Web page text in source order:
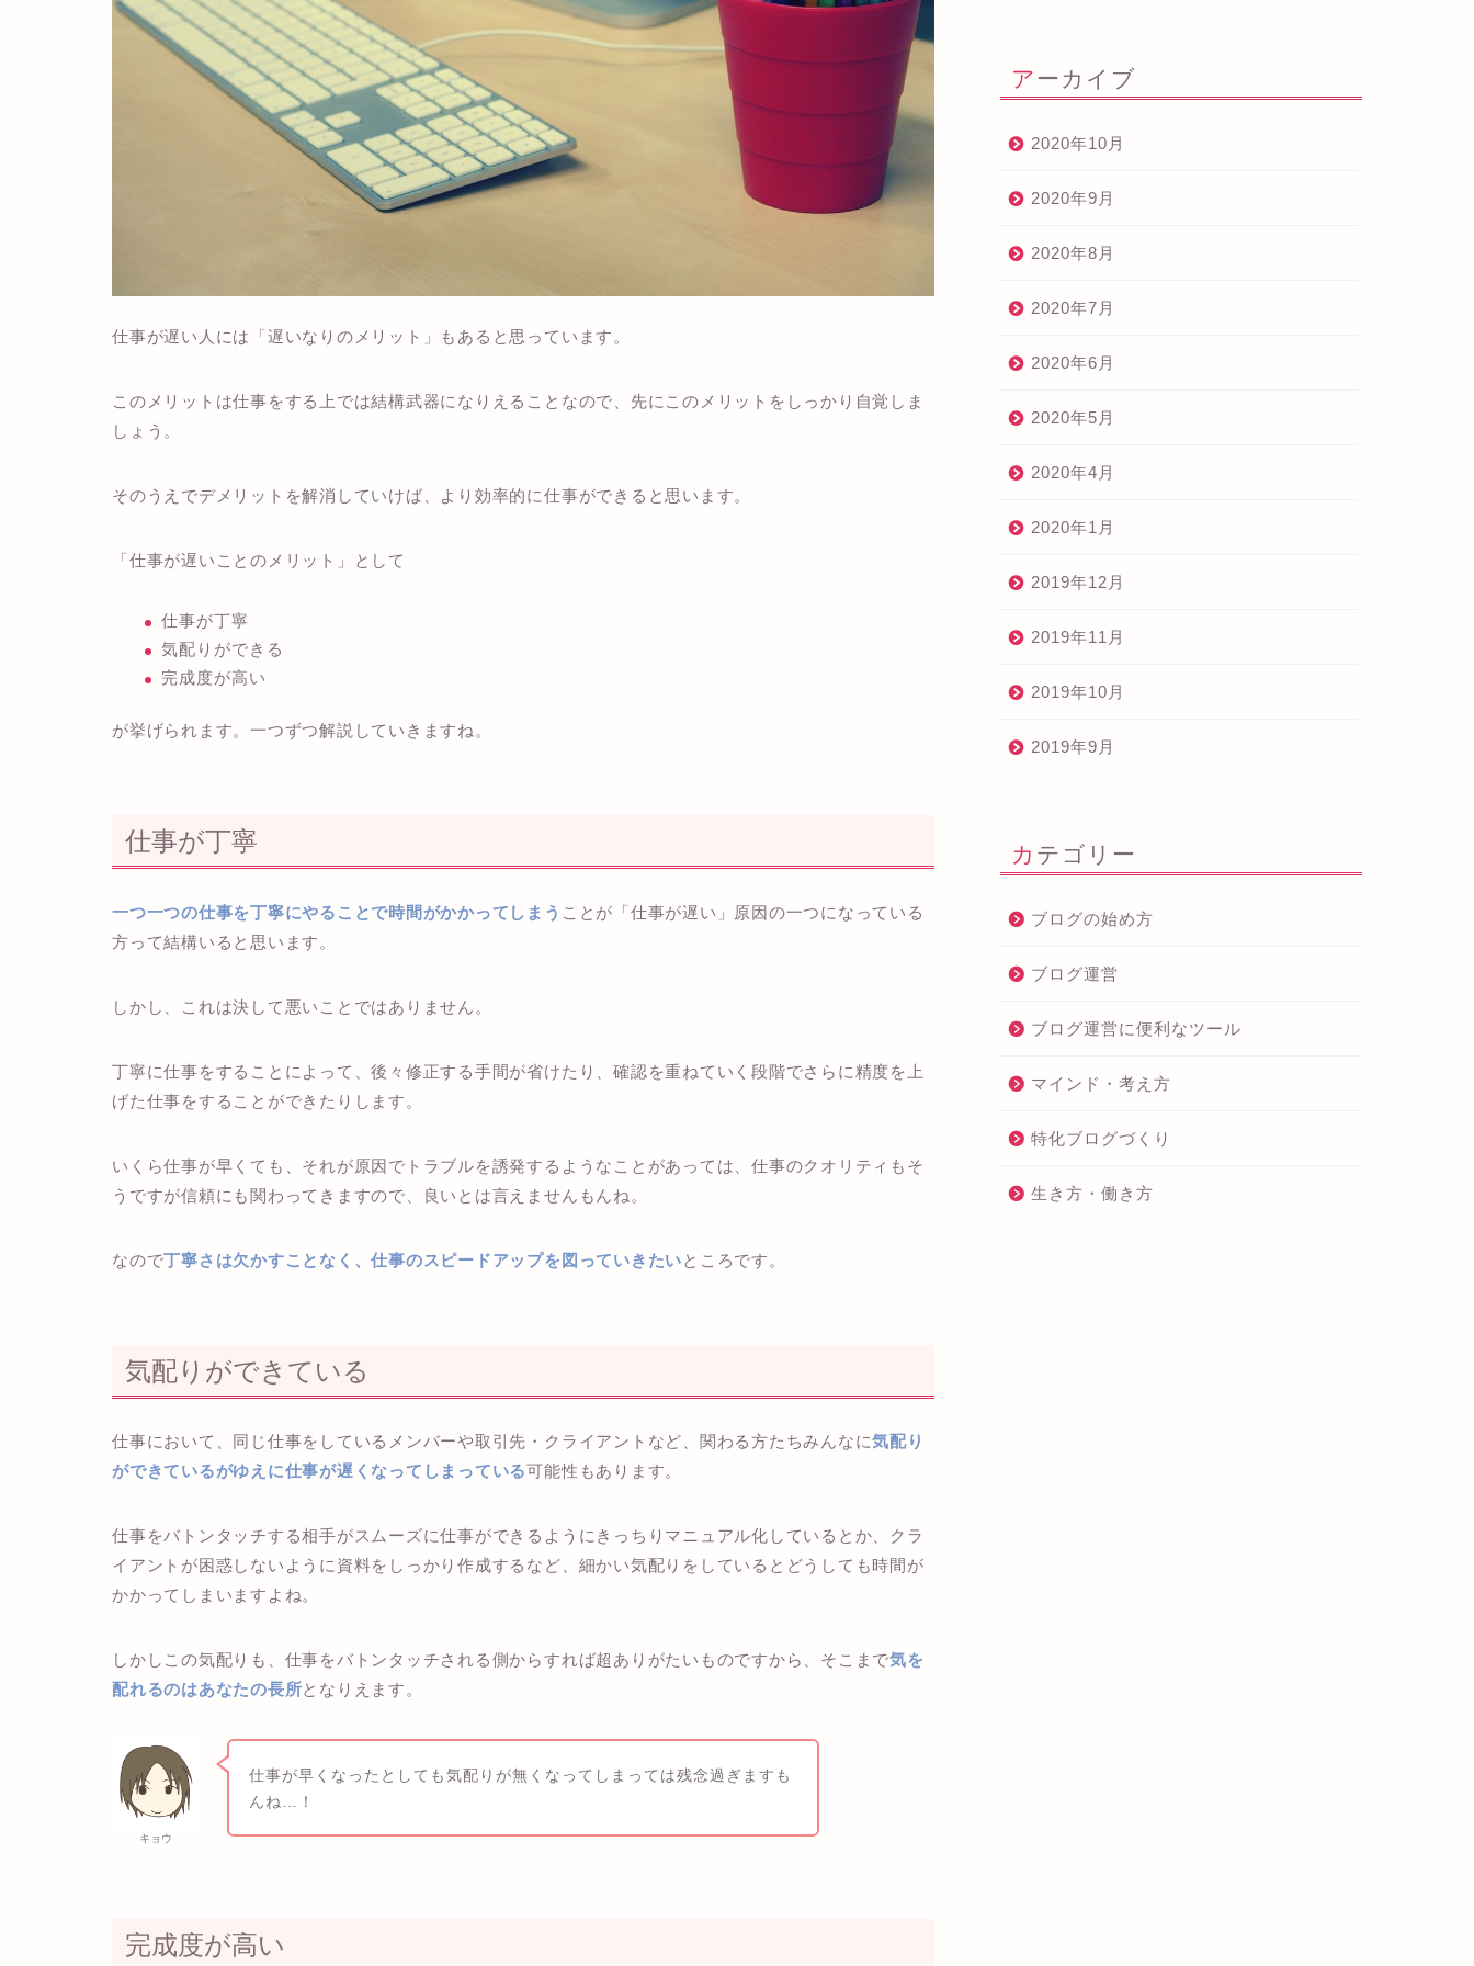
仕事が遅い人には「遅いなりのメリット 」もあると思っています。
このメリットは仕事をする上では結構武器になりえることなので、先にこのメリットをしっかり自覚しま
しょう。
そのうえでデメリットを解消していけば、より効率的に仕事ができると思います。
「仕事が遅いことのメリット」として
仕事が丁寧
気配りができる
完成度が高い
が挙げられます。一つずつ解説していきますね。
仕事が丁寧
一つ一つの仕事を丁寧にやることで時間がかかってしまう ことが「仕事が遅い」原因の一つになっている
方って結構いると思います。
しかし、これは決して悪いことではありません。
丁寧に仕事をすることによって、後々修正する手間が省けたり、確認を重ねていく段階でさらに精度を上
げた仕事をすることができたりします。
いくら仕事が早くても、それが原因でトラブルを誘発するようなことがあっては、仕事のクオリティもそ
うですが信頼にも関わってきますので、良いとは言えませんもんね。
なので丁寧さは欠かすことなく、仕事のスピードアップを図っていきたいところです。
気配りができている
仕事において、同じ仕事をしているメンバーや取引先・クライアントなど、関わる方たちみんなに気配り
ができているがゆえに仕事が遅くなってしまっている可能性もあります。
仕事をバトンタッチする相手がスムーズに仕事ができるようにきっちりマニュアル化しているとか、クラ
イアントが困惑しないように資料をしっかり作成するなど、細かい気配りをしているとどうしても時間が
かかってしまいますよね。
しかしこの気配りも、仕事をバトンタッチされる側からすれば超ありがたいものですから、そこまで気を
配れるのはあなたの長所となりえます。
キョウ
仕事が早くなったとしても気配りが無くなってしまっては残念過ぎますも
んね…！
完成度が高い
アーカイブ
2020年10月
2020年9月
2020年8月
2020年7月
2020年6月
2020年5月
2020年4月
2020年1月
2019年12月
2019年11月
2019年10月
2019年9月
カテゴリー
ブログの始め方
ブログ運営
ブログ運営に便利なツール
マインド・考え方
特化ブログづくり
生き方・働き方